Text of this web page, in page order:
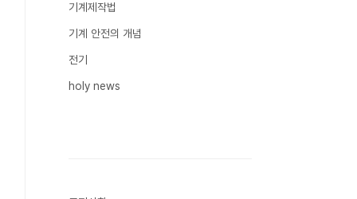
기계제작법
기계 안전의 개념
전기
holy news